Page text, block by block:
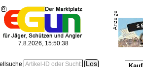
7.8.2026, 15:50:39